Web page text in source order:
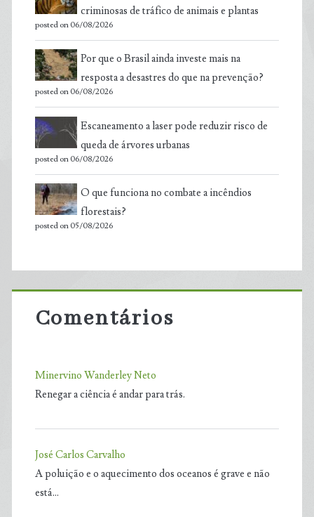
criminosas de tráfico de animais e plantas
posted on 06/08/2026
Por que o Brasil ainda investe mais na
resposta a desastres do que na prevenção?
posted on 06/08/2026
Escaneamento a laser pode reduzir risco de
queda de árvores urbanas
posted on 06/08/2026
O que funciona no combate a incêndios
florestais?
posted on 05/08/2026
Comentários
Minervino Wanderley Neto
Renegar a ciência é andar para trás.
José Carlos Carvalho
A poluição e o aquecimento dos oceanos é grave e não
está…